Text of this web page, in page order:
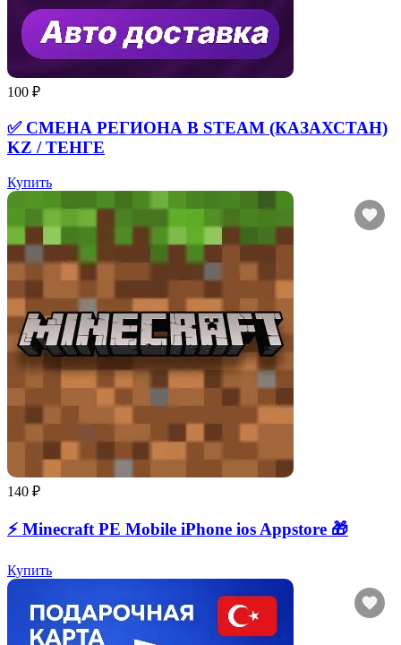
100 ₽
✅ СМЕНА РЕГИОНА В STEAM (КАЗАХСТАН)
KZ / ТЕНГЕ
Купить
140 ₽
⚡️ Minecraft PE Mobile iPhone ios Appstore 🎁
Купить